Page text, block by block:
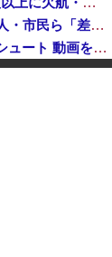
日本の永住権、年収要件が一気に厳格化→外国人・市民ら「差別だ！」と抗議
【X】 ロシア語女たこ焼きをまずいとゴミ箱へシュート 動画を公開
日本人はBYDの軽EV「ラッコ」をどう見ているのか？…中国メディア！